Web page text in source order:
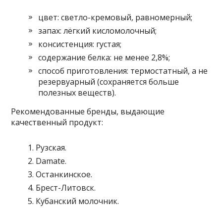
цвет: светло-кремовый, равномерный;
запах: лёгкий кисломолочный;
консистенция: густая;
содержание белка: не менее 2,8%;
способ приготовления: термостатный, а не
резервуарный (сохраняется больше
полезных веществ).
Рекомендованные бренды, выдающие
качественный продукт:
Рузская.
Damate.
Останкинское.
Брест-Литовск.
Кубанский молочник.